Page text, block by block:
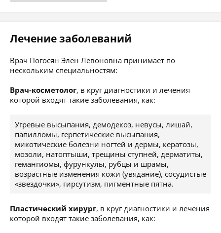
Лечение заболеваний
Врач Погосян Элен Левоновна принимает по
нескольким специальностям:
Врач-косметолог, в круг диагностики и лечения
которой входят такие заболевания, как:
Угревые высыпания, демодекоз, невусы, лишай,
папилломы, герпетические высыпания,
микотические болезни ногтей и дермы, кератозы,
мозоли, натоптыши, трещины ступней, дерматиты,
гемангиомы, фурункулы, рубцы и шрамы,
возрастные изменения кожи (увядание), сосудистые
«звездочки», гирсутизм, пигментные пятна.
Пластический хирург, в круг диагностики и лечения
которой входят такие заболевания, как: